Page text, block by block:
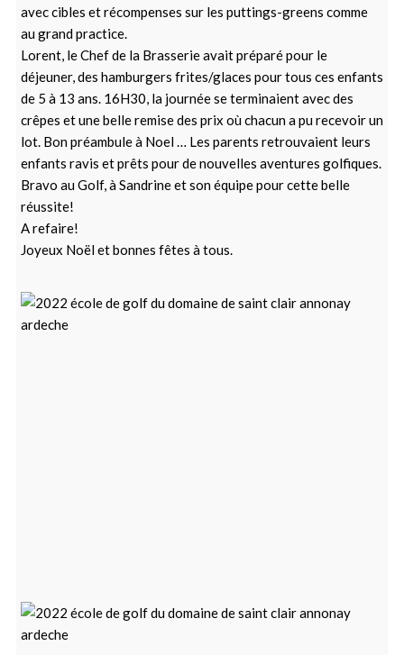
avec cibles et récompenses sur les puttings-greens comme
au grand practice.
Lorent, le Chef de la Brasserie avait préparé pour le
déjeuner, des hamburgers frites/glaces pour tous ces enfants
de 5 à 13 ans. 16H30, la journée se terminaient avec des
crêpes et une belle remise des prix où chacun a pu recevoir un
lot. Bon préambule à Noel … Les parents retrouvaient leurs
enfants ravis et prêts pour de nouvelles aventures golfiques.
Bravo au Golf, à Sandrine et son équipe pour cette belle
réussite!
A refaire!
Joyeux Noël et bonnes fêtes à tous.